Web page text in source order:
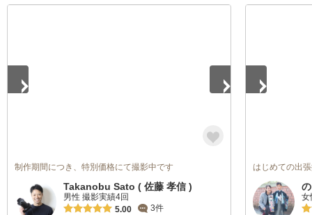
制作期間につき、特別価格にて撮影中です
Takanobu Sato ( 佐藤 孝信 )
男性 撮影実績4回
5.00
3件
はじめての出
女